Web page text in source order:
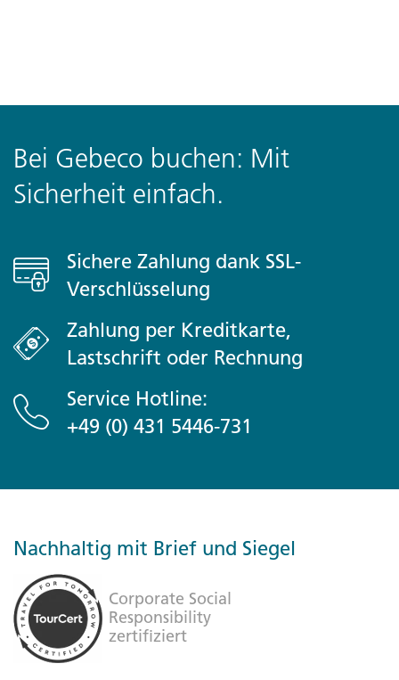
Bei Gebeco buchen: Mit
Sicherheit einfach.
Sichere Zahlung dank SSL-
Verschlüsselung
Zahlung per Kreditkarte,
Lastschrift oder Rechnung
Service Hotline:
+49 (0) 431 5446-731
Nachhaltig mit Brief und Siegel